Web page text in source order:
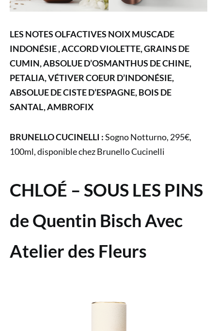
LES NOTES OLFACTIVES NOIX MUSCADE
INDONÉSIE , ACCORD VIOLETTE, GRAINS DE
CUMIN, ABSOLUE D’OSMANTHUS DE CHINE,
PETALIA, VÉTIVER COEUR D’INDONÉSIE,
ABSOLUE DE CISTE D’ESPAGNE, BOIS DE
SANTAL, AMBROFIX
BRUNELLO CUCINELLI :Sogno Notturno, 295€,
100ml, disponible chez Brunello Cucinelli
CHLOÉ – SOUS LES PINS
de Quentin Bisch Avec
Atelier des Fleurs